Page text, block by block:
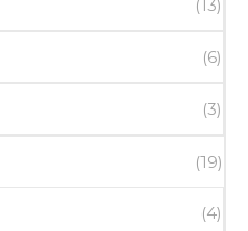
(13)
(6)
(3)
(19)
(4)